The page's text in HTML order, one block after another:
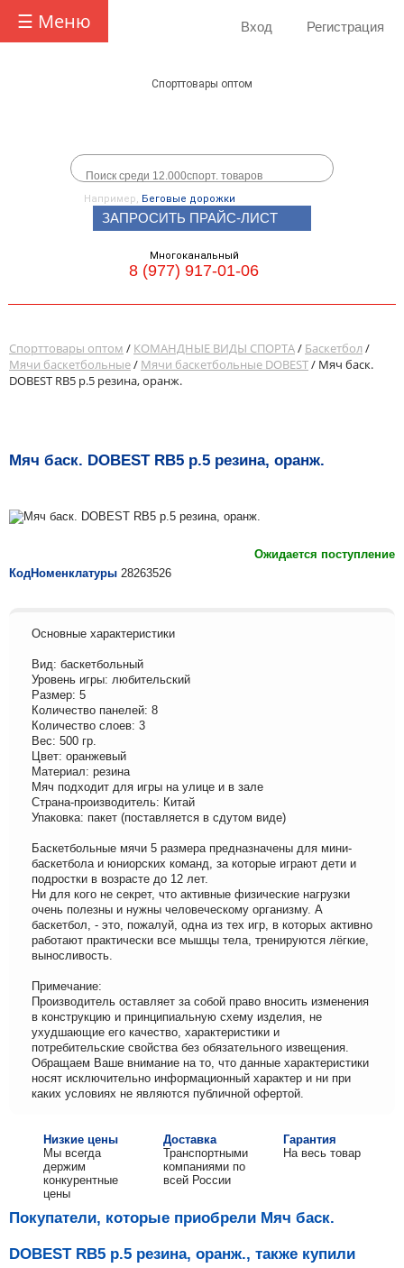
☰ Меню Вход Регистрация
Спорттовары оптом
Например, Беговые дорожки
ЗАПРОСИТЬ ПРАЙС-ЛИСТ
Многоканальный
8 (977) 917-01-06
Спорттовары оптом / КОМАНДНЫЕ ВИДЫ СПОРТА/ Баскетбол/
Мячи баскетбольные/ Мячи баскетбольные DOBEST/ Мяч баск.
DOBEST RB5 р.5 резина, оранж.
Мяч баск. DOBEST RB5 р.5 резина, оранж.
Ожидается поступление
КодНоменклатуры 28263526
Основные характеристики
Вид: баскетбольный
Уровень игры: любительский
Размер: 5
Количество панелей: 8
Количество слоев: 3
Вес: 500 гр.
Цвет: оранжевый
Материал: резина
Мяч подходит для игры на улице и в зале
Страна-производитель: Китай
Упаковка: пакет (поставляется в сдутом виде)
Баскетбольные мячи 5 размера предназначены для мини-
баскетбола и юниорских команд, за которые играют дети и
подростки в возрасте до 12 лет.
Ни для кого не секрет, что активные физические нагрузки
очень полезны и нужны человеческому организму. А
баскетбол, - это, пожалуй, одна из тех игр, в которых активно
работают практически все мышцы тела, тренируются лёгкие,
выносливость.
Примечание:
Производитель оставляет за собой право вносить изменения
в конструкцию и принципиальную схему изделия, не
ухудшающие его качество, характеристики и
потребительские свойства без обязательного извещения.
Обращаем Ваше внимание на то, что данные характеристики
носят исключительно информационный характер и ни при
каких условиях не являются публичной офертой.
Низкие цены
Мы всегда
держим
конкурентные
цены
Доставка
Транспортными
компаниями по
всей России
Гарантия
На весь товар
Покупатели, которые приобрели Мяч баск.
DOBEST RB5 р.5 резина, оранж., также купили